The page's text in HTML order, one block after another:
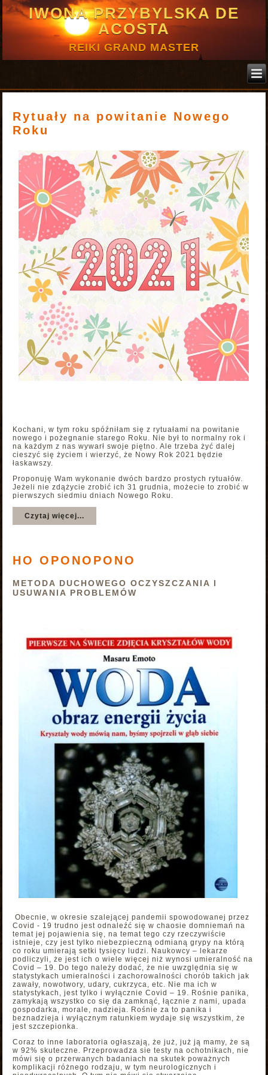
IWONA PRZYBYLSKA DE
ACOSTA
REIKI GRAND MASTER
Rytuały na powitanie Nowego
Roku
Kochani, w tym roku spóźniłam się z rytuałami na powitanie
nowego i pożegnanie starego Roku. Nie był to normalny rok i
na każdym z nas wywarł swoje piętno. Ale trzeba żyć dalej
cieszyć się życiem i wierzyć, że Nowy Rok 2021 będzie
łaskawszy.
Proponuję Wam wykonanie dwóch bardzo prostych rytuałów.
Jeżeli nie zdążycie zrobić ich 31 grudnia, możecie to zrobić w
pierwszych siedmiu dniach Nowego Roku.
Czytaj więcej...
HO OPONOPONO
METODA DUCHOWEGO OCZYSZCZANIA I
USUWANIA PROBLEMÓW
Obecnie, w okresie szalejącej pandemii spowodowanej przez
Covid - 19 trudno jest odnaleźć się w chaosie domniemań na
temat jej pojawienia się, na temat tego czy rzeczywiście
istnieje, czy jest tylko niebezpieczną odmianą grypy na którą
co roku umierają setki tysięcy ludzi. Naukowcy – lekarze
podliczyli, że jest ich o wiele więcej niż wynosi umieralność na
Covid – 19. Do tego należy dodać, że nie uwzględnia się w
statystykach umieralności i zachorowalności chorób takich jak
zawały, nowotwory, udary, cukrzyca, etc. Nie ma ich w
statystykach, jest tylko i wyłącznie Covid – 19. Rośnie panika,
zamykają wszystko co się da zamknąć, łącznie z nami, upada
gospodarka, morale, nadzieja. Rośnie za to panika i
beznadzieja i wyłącznym ratunkiem wydaje się wszystkim, że
jest szczepionka.
Coraz to inne laboratoria ogłaszają, że już, już ją mamy, że są
w 92% skuteczne. Przeprowadza sie testy na ochotnikach, nie
mówi się o przerwanych badaniach na skutek poważnych
komplikacji różnego rodzaju, w tym neurologicznych i